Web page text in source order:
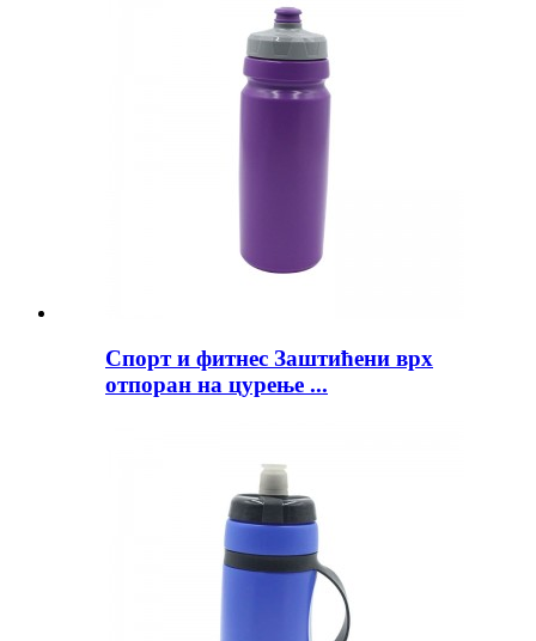
Спорт и фитнес Заштићени врх
отпоран на цурење ...